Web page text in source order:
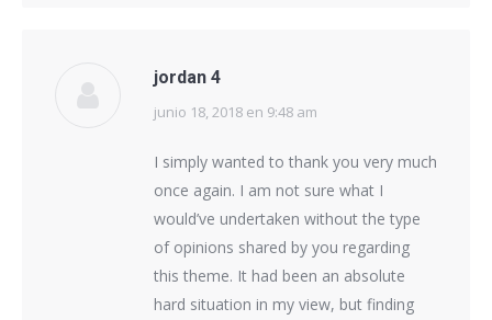
jordan 4
dice:
junio 18, 2018 en 9:48 am
I simply wanted to thank you very much
once again. I am not sure what I
would’ve undertaken without the type
of opinions shared by you regarding
this theme. It had been an absolute
hard situation in my view, but finding